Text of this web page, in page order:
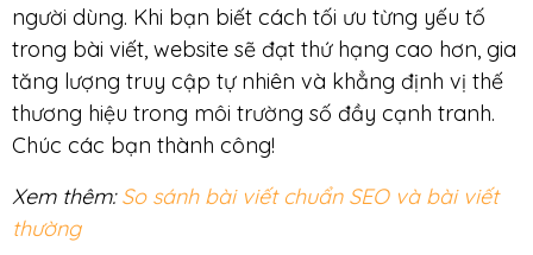
người dùng. Khi bạn biết cách tối ưu từng yếu tố
trong bài viết, website sẽ đạt thứ hạng cao hơn, gia
tăng lượng truy cập tự nhiên và khẳng định vị thế
thương hiệu trong môi trường số đầy cạnh tranh.
Chúc các bạn thành công!
Xem thêm:So sánh bài viết chuẩn SEO và bài viết
thường